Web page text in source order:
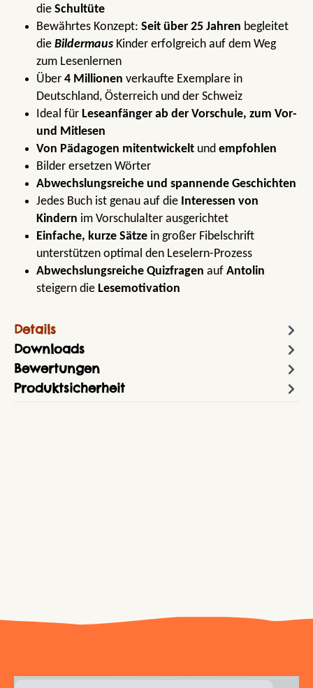
die Schultüte
Bewährtes Konzept: Seit über 25 Jahren begleitet
die Bildermaus Kinder erfolgreich auf dem Weg
zum Lesenlernen
Über 4 Millionen verkaufte Exemplare in
Deutschland, Österreich und der Schweiz
Ideal für Leseanfänger ab der Vorschule, zum Vor-
und Mitlesen
Von Pädagogen mitentwickelt und empfohlen
Bilder ersetzen Wörter
Abwechslungsreiche und spannende Geschichten
Jedes Buch ist genau auf die Interessen von
Kindern im Vorschulalter ausgerichtet
Einfache, kurze Sätze in großer Fibelschrift
unterstützen optimal den Leselern-Prozess
Abwechslungsreiche Quizfragen auf Antolin
steigern die Lesemotivation
Details
Downloads
Bewertungen
Produktsicherheit